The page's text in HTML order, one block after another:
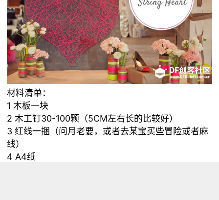
材料清单：
1 木板一块
2 木工钉30-100颗（5CM左右长的比较好）
3 红线一捆（问月老要，或者去某宝买些冒险或者麻
线）
4 A4纸